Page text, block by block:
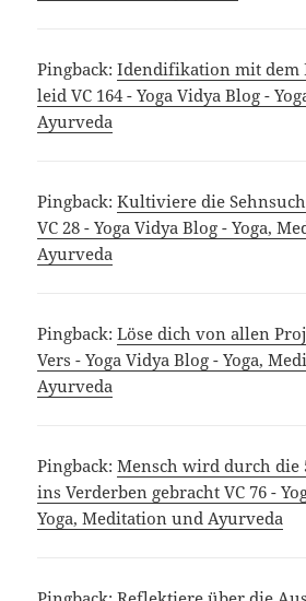
Pingback:Idendifikation mit
leid VC 164 - Yoga Vidya Blog -
Ayurveda
Pingback:Kultiviere die
VC 28 - Yoga Vidya Blog - Yoga,
Ayurveda
Pingback:Löse dich von allen
Vers - Yoga Vidya Blog - Yoga,
Ayurveda
Pingback:Mensch wird durch die
ins Verderben gebracht VC 76 -
Yoga, Meditation und Ayurveda